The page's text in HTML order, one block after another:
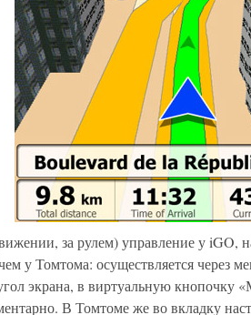
за рулем) управление у iGO,
у Томтома: осуществляется через
экрана, в виртуальную кнопочку
В Томтоме же во вкладку